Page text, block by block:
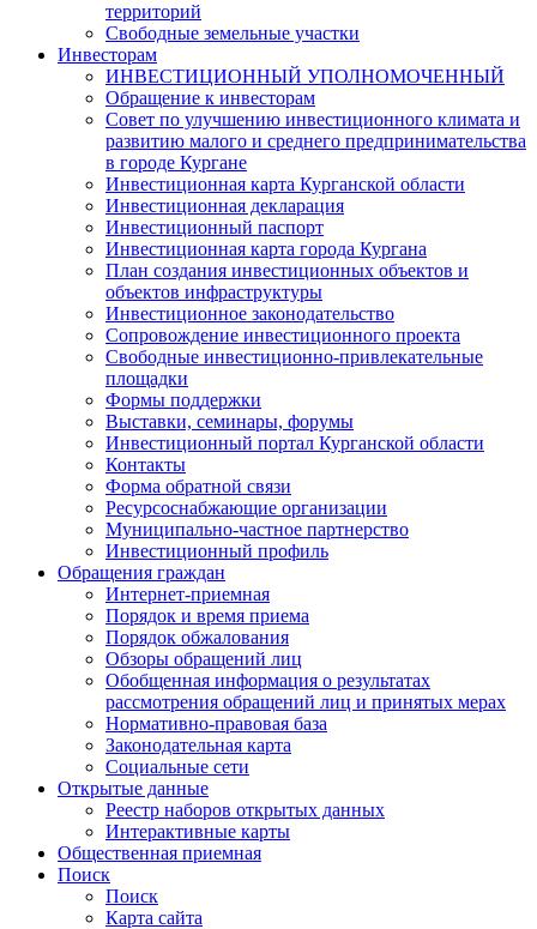
территорий
Свободные земельные участки
Инвесторам
ИНВЕСТИЦИОННЫЙ УПОЛНОМОЧЕННЫЙ
Обращение к инвесторам
Совет по улучшению инвестиционного климата и
развитию малого и среднего предпринимательства
в городе Кургане
Инвестиционная карта Курганской области
Инвестиционная декларация
Инвестиционный паспорт
Инвестиционная карта города Кургана
План создания инвестиционных объектов и
объектов инфраструктуры
Инвестиционное законодательство
Сопровождение инвестиционного проекта
Свободные инвестиционно-привлекательные
площадки
Формы поддержки
Выставки, семинары, форумы
Инвестиционный портал Курганской области
Контакты
Форма обратной связи
Ресурсоснабжающие организации
Муниципально-частное партнерство
Инвестиционный профиль
Обращения граждан
Интернет-приемная
Порядок и время приема
Порядок обжалования
Обзоры обращений лиц
Обобщенная информация о результатах
рассмотрения обращений лиц и принятых мерах
Нормативно-правовая база
Законодательная карта
Социальные сети
Открытые данные
Реестр наборов открытых данных
Интерактивные карты
Общественная приемная
Поиск
Поиск
Карта сайта